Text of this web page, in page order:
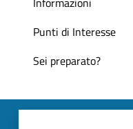
Punti di Interesse
Sei preparato?